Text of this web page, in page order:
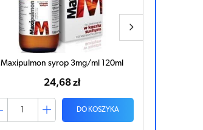
Maxipulmon syrop 3mg/ml 120ml
24,68 zł
DO KOSZYKA